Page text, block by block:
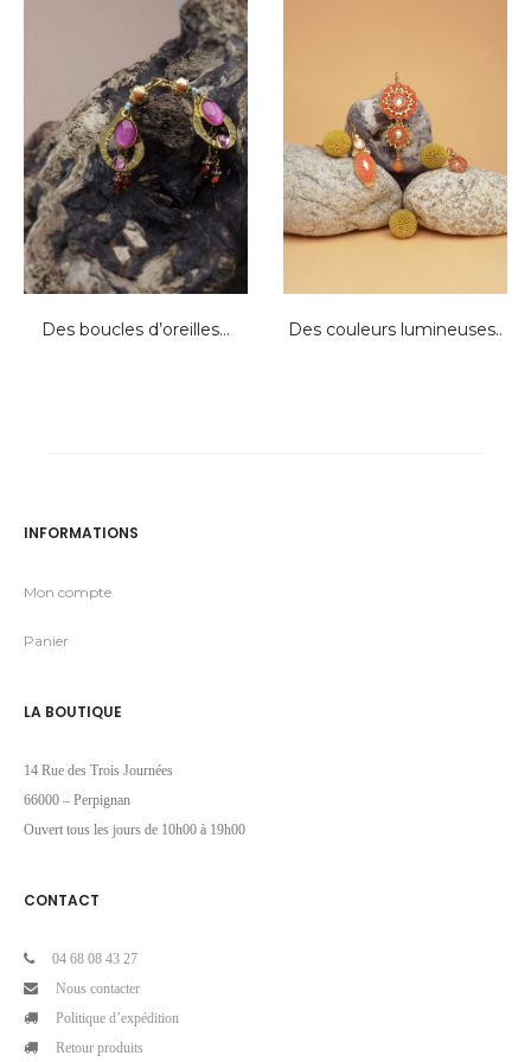
Des boucles d’oreilles… Des couleurs lumineuses..
INFORMATIONS
Mon compte
Panier
LA BOUTIQUE
14 Rue des Trois Journées
66000 – Perpignan
Ouvert tous les jours de 10h00 à 19h00
CONTACT
04 68 08 43 27
Nous contacter
Politique d’expédition
Retour produits